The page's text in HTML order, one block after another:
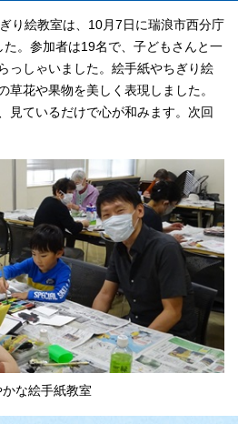
り絵教室は、10月7日に瑞浪市西分庁
。参加者は19名で、子どもさんと一
っしゃいました。絵手紙やちぎり絵
草花や果物を美しく表現しました。
見ているだけで心が和みます。次回
かな絵手紙教室